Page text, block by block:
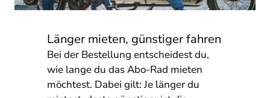
Länger mieten, günstiger fahren
Bei der Bestellung entscheidest du,
wie lange du das Abo-Rad mieten
möchtest. Dabei gilt: Je länger du